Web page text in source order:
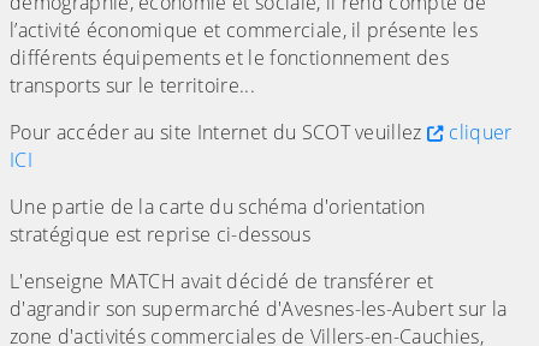
l’activité économique et commerciale, il présente les
différents équipements et le fonctionnement des
transports sur le territoire...
Pour accéder au site Internet du SCOT veuillez
cliquer
ICI
Une partie de la carte du schéma d'orientation
stratégique est reprise ci-dessous
L'enseigne MATCH avait décidé de transférer et
d'agrandir son supermarché d'Avesnes-les-Aubert sur la
zone d'activités commerciales de Villers-en-Cauchies,